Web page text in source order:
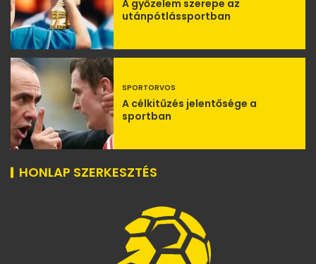
A győzelem szerepe az
utánpótlássportban
SPORTORVOS
A célkitűzés jelentősége a
sportban
HONLAP SZERKESZTÉS